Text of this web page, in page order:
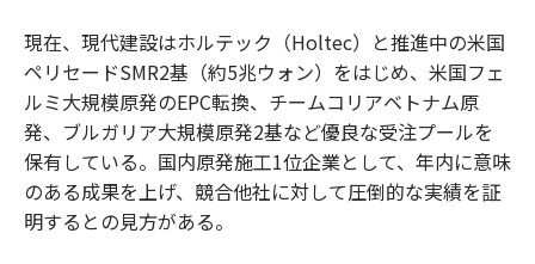
現在、現代建設はホルテック（Holtec）と推進中の米国
ペリセードSMR2基（約5兆ウォン）をはじめ、米国フェ
ルミ大規模原発のEPC転換、チームコリアベトナム原
発、ブルガリア大規模原発2基など優良な受注プールを
保有している。国内原発施工1位企業として、年内に意味
のある成果を上げ、競合他社に対して圧倒的な実績を証
明するとの見方がある。